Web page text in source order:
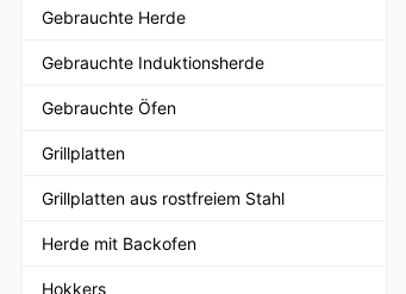
Gebrauchte Herde
Gebrauchte Induktionsherde
Gebrauchte Öfen
Grillplatten
Grillplatten aus rostfreiem Stahl
Herde mit Backofen
Hokkers